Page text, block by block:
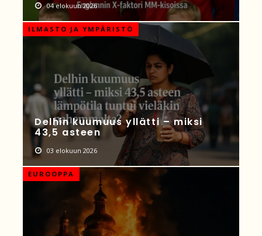
04 elokuun 2026
ILMASTO JA YMPÄRISTÖ
Delhin kuumuus yllätti – miksi
43,5 asteen
03 elokuun 2026
EUROOPPA